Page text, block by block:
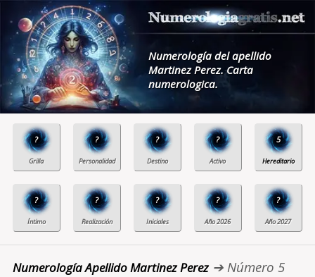
Numerología del apellido
Martinez Perez. Carta
numerologica.
? ? ? ? 5
? ? ? ? ?
Numerología Apellido Martinez Perez➔ Número 5